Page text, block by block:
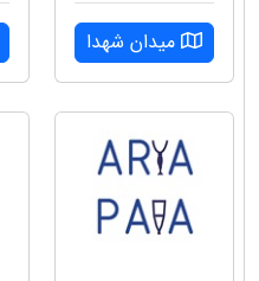
میدان شهدا